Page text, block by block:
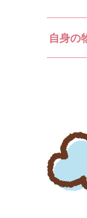
自身の